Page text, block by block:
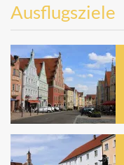
Ausflugsziele